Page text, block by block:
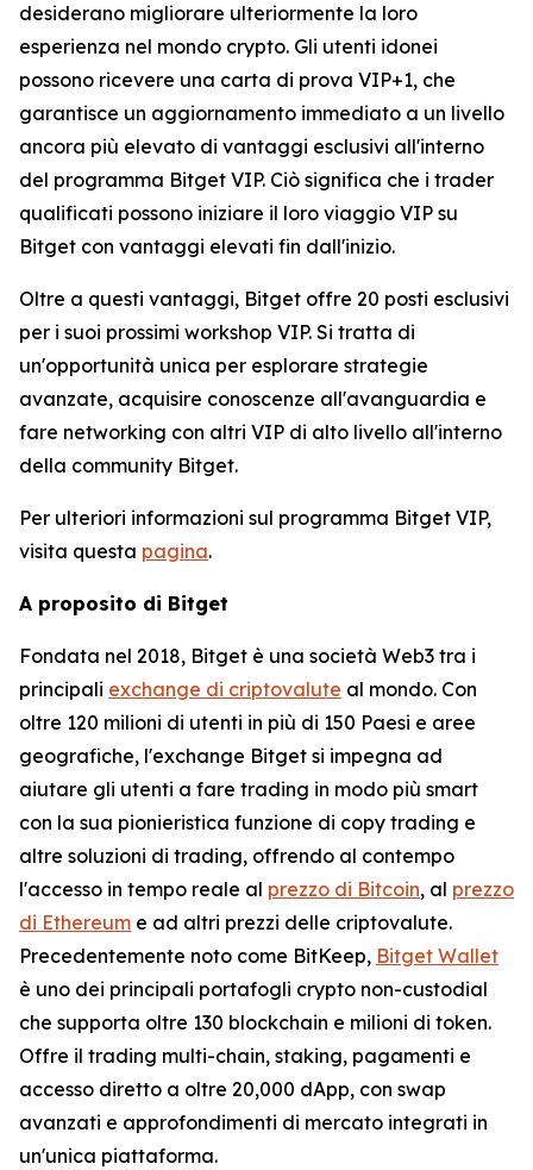
desiderano migliorare ulteriormente la loro
esperienza nel mondo crypto. Gli utenti idonei
possono ricevere una carta di prova VIP+1, che
garantisce un aggiornamento immediato a un livello
ancora più elevato di vantaggi esclusivi all'interno
del programma Bitget VIP. Ciò significa che i trader
qualificati possono iniziare il loro viaggio VIP su
Bitget con vantaggi elevati fin dall'inizio.
Oltre a questi vantaggi, Bitget offre 20 posti esclusivi
per i suoi prossimi workshop VIP. Si tratta di
un'opportunità unica per esplorare strategie
avanzate, acquisire conoscenze all'avanguardia e
fare networking con altri VIP di alto livello all'interno
della community Bitget.
Per ulteriori informazioni sul programma Bitget VIP,
visita questa pagina.
A proposito di Bitget
Fondata nel 2018, Bitget è una società Web3 tra i
principali exchange di criptovalute al mondo. Con
oltre 120 milioni di utenti in più di 150 Paesi e aree
geografiche, l'exchange Bitget si impegna ad
aiutare gli utenti a fare trading in modo più smart
con la sua pionieristica funzione di copy trading e
altre soluzioni di trading, offrendo al contempo
l'accesso in tempo reale al prezzo di Bitcoin, al prezzo
di Ethereum e ad altri prezzi delle criptovalute.
Precedentemente noto come BitKeep, Bitget Wallet
è uno dei principali portafogli crypto non-custodial
che supporta oltre 130 blockchain e milioni di token.
Offre il trading multi-chain, staking, pagamenti e
accesso diretto a oltre 20,000 dApp, con swap
avanzati e approfondimenti di mercato integrati in
un'unica piattaforma.